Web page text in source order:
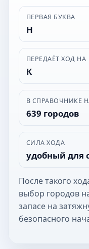
ПЕРВАЯ БУКВА
Н
ПЕРЕДАЁТ ХОД НА
К
В СПРАВОЧНИКЕ
639 городов
СИЛА ХОДА
удобный для
После такого
выбор городов
запасе на
безопасного